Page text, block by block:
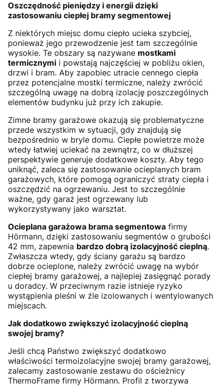
Oszczędność pieniędzy i energii dzięki
zastosowaniu ciepłej bramy segmentowej
Z niektórych miejsc domu ciepło ucieka szybciej,
ponieważ jego przewodzenie jest tam szczególnie
wysokie. Te obszary są nazywane mostkami
termicznymi i powstają najczęściej w pobliżu okien,
drzwi i bram. Aby zapobiec utracie cennego ciepła
przez potencjalne mostki termiczne, należy zwrócić
szczególną uwagę na dobrą izolację poszczególnych
elementów budynku już przy ich zakupie.
Zimne bramy garażowe okazują się problematyczne
przede wszystkim w sytuacji, gdy znajdują się
bezpośrednio w bryle domu. Ciepłe powietrze może
wtedy łatwiej uciekać na zewnątrz, co w dłuższej
perspektywie generuje dodatkowe koszty. Aby tego
uniknąć, zaleca się zastosowanie ocieplanych bram
garażowych, które pomogą ograniczyć straty ciepła i
oszczędzić na ogrzewaniu. Jest to szczególnie
ważne, gdy garaż jest ogrzewany lub
wykorzystywany jako warsztat.
Ocieplana garażowa brama segmentowa firmy
Hörmann, dzięki zastosowaniu segmentów o grubości
42 mm, zapewnia bardzo dobrą izolacyjność cieplną.
Zwłaszcza wtedy, gdy ściany garażu są bardzo
dobrze ocieplone, należy zwrócić uwagę na wybór
ciepłej bramy garażowej, a najlepiej zasięgnąć porady
u doradcy. W przeciwnym razie istnieje ryzyko
wystąpienia pleśni w źle izolowanych i wentylowanych
miejscach.
Jak dodatkowo zwiększyć izolacyjność cieplną
swojej bramy?
Jeśli chcą Państwo zwiększyć dodatkowo
właściwości termoizolacyjne swojej bramy garażowej,
zalecamy zastosowanie zestawu do ościeżnicy
ThermoFrame firmy Hörmann. Profil z tworzywa